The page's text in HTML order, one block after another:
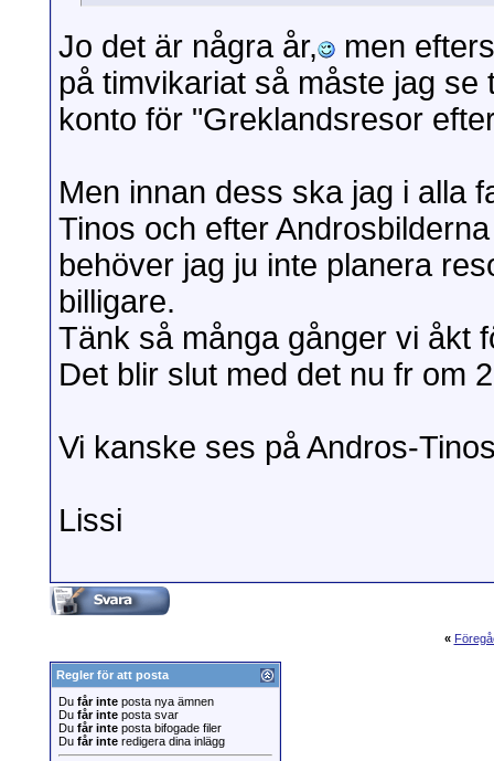
Jo det är några år,
men
på timvikariat så måste jag
konto för "Greklandsresor
Men innan dess ska jag i alla
Tinos och efter
behöver jag ju inte planera
billigare.
Tänk så många gånger vi åkt
Det blir slut med det nu fr om
Vi kanske ses på Andros-
Lissi
«
Regler för att posta
Du får inte posta nya ämnen
Du får inte posta svar
Du får inte posta bifogade filer
Du får inte redigera dina inlägg